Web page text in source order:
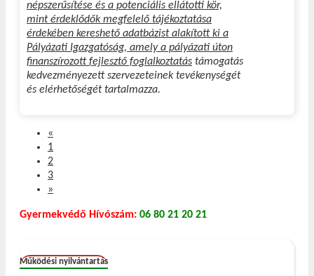
népszerűsítése és a potenciális ellátotti kör,
mint érdeklődők megfelelő tájékoztatása
érdekében kereshető adatbázist alakított ki a
Pályázati Igazgatóság, amely a pályázati úton
finanszírozottfejlesztő foglalkoztatás támogatás
kedvezményezett szervezeteinek tevékenységét
és elérhetőségét tartalmazza.
«
1
2
3
»
Gyermekvédő Hívószám: 06 80 21 20 21
Működési nyilvántartás